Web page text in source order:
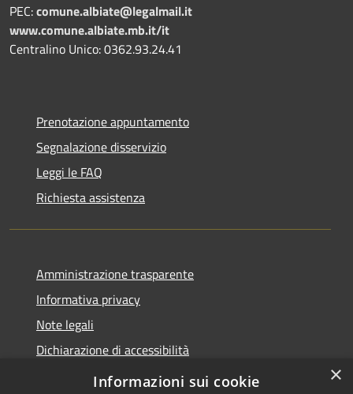
PEC:comune.albiate@legalmail.it
www.comune.albiate.mb.it/it
Centralino Unico: 0362.93.24.41
Prenotazione appuntamento
Segnalazione disservizio
Leggi le FAQ
Richiesta assistenza
Amministrazione trasparente
Informativa privacy
Note legali
Dichiarazione di accessibilità
Obbietivi di accessibilità
×
Informazioni sui cookie